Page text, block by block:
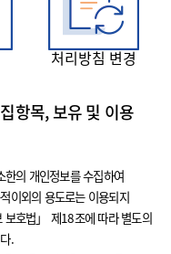
처리방침 변경
항목, 보유 및 이용
한의 개인정보를 수집하여
이외의 용도로는 이용되지
보호법」 제18조에 따라 별도의
.